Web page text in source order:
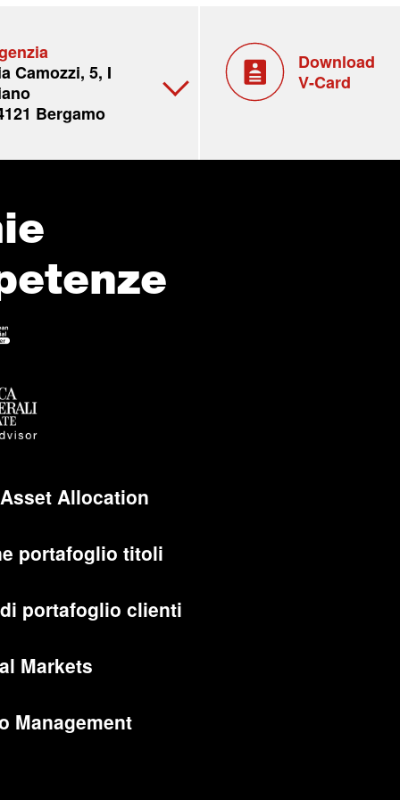
Camozzi, 5, I
Bergamo
Download
V-Card
Allocation
portafoglio titoli
portafoglio clienti
Markets
Management